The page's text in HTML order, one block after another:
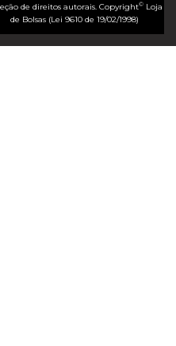
de direitos autorais. Copyright©Loja
de Bolsas (Lei 9610 de 19/02/1998)